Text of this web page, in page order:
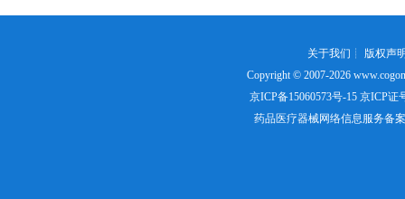
关于我们 ┊ 版权声
Copyright © 2007-2026
京ICP备15060573号-15京ICP证
药品医疗器械网络信息服务备